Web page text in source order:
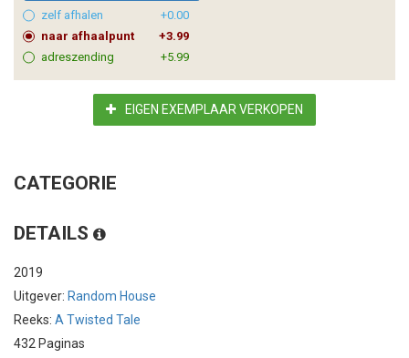
zelf afhalen
+0.00
naar afhaalpunt
+3.99
adreszending
+5.99
EIGEN EXEMPLAAR VERKOPEN
CATEGORIE
DETAILS
2019
Uitgever: Random House
Reeks: A Twisted Tale
432 Paginas